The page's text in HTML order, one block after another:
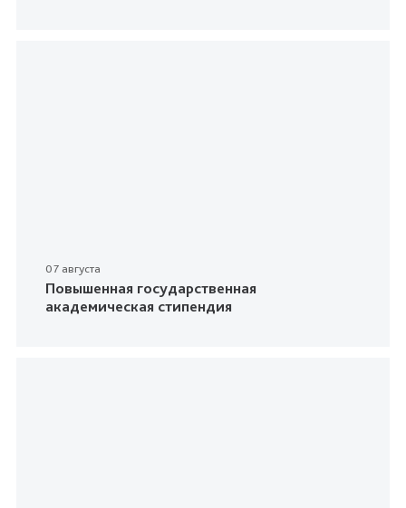
07 августа
Повышенная государственная
академическая стипендия